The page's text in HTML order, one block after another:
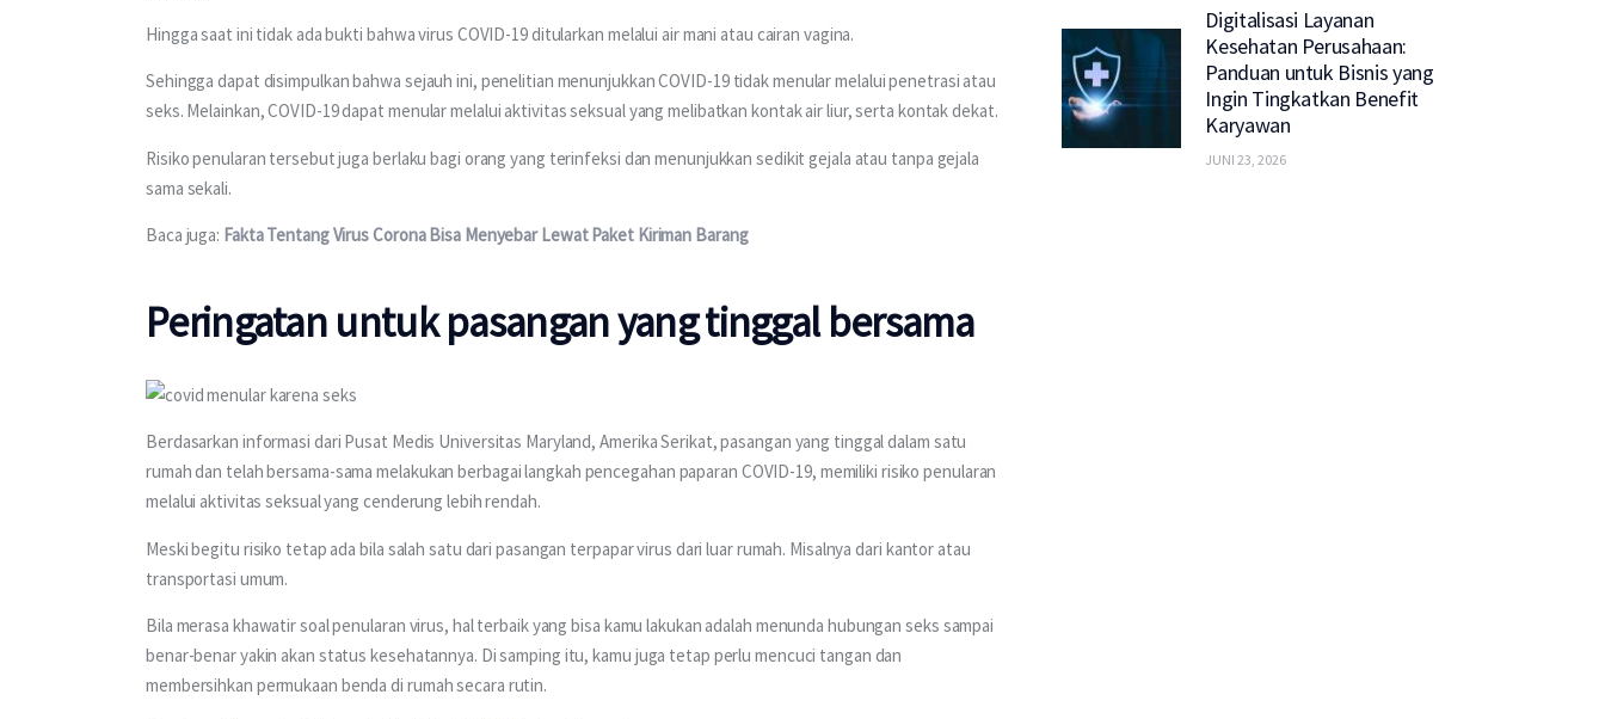
Hingga saat ini tidak ada bukti bahwa virus COVID-19 ditularkan melalui air mani atau cairan vagina.
Sehingga dapat disimpulkan bahwa sejauh ini, penelitian menunjukkan COVID-19 tidak menular melalui penetrasi atau
seks. Melainkan, COVID-19 dapat menular melalui aktivitas seksual yang melibatkan kontak air liur, serta kontak dekat.
Risiko penularan tersebut juga berlaku bagi orang yang terinfeksi dan menunjukkan sedikit gejala atau tanpa gejala
sama sekali.
Baca juga: Fakta Tentang Virus Corona Bisa Menyebar Lewat Paket Kiriman Barang
Peringatan untuk pasangan yang tinggal bersama
Berdasarkan informasi dari Pusat Medis Universitas Maryland, Amerika Serikat, pasangan yang tinggal dalam satu
rumah dan telah bersama-sama melakukan berbagai langkah pencegahan paparan COVID-19, memiliki risiko penularan
melalui aktivitas seksual yang cenderung lebih rendah.
Meski begitu risiko tetap ada bila salah satu dari pasangan terpapar virus dari luar rumah. Misalnya dari kantor atau
transportasi umum.
Bila merasa khawatir soal penularan virus, hal terbaik yang bisa kamu lakukan adalah menunda hubungan seks sampai
benar-benar yakin akan status kesehatannya. Di samping itu, kamu juga tetap perlu mencuci tangan dan
membersihkan permukaan benda di rumah secara rutin.
Digitalisasi Layanan
Kesehatan Perusahaan:
Panduan untuk Bisnis yang
Ingin Tingkatkan Benefit
Karyawan
JUNI 23, 2026